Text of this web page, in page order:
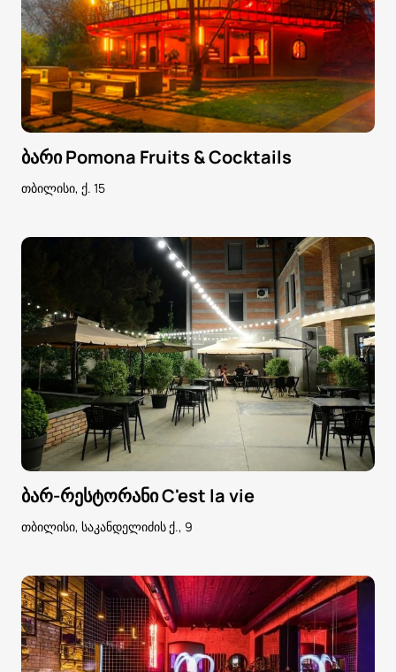
ბარი Pomona Fruits & Cocktails
თბილისი, ქ. 15
ბარ-რესტორანი C'est la vie
თბილისი, საკანდელიძის ქ., 9